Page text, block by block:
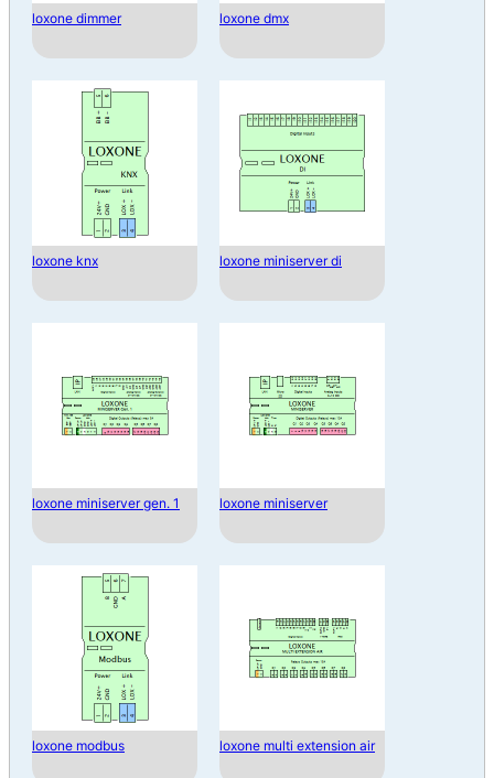
loxone dimmer loxone dmx
loxone knx loxone miniserver di
loxone miniserver gen. 1 loxone miniserver
loxone modbus loxone multi extension air